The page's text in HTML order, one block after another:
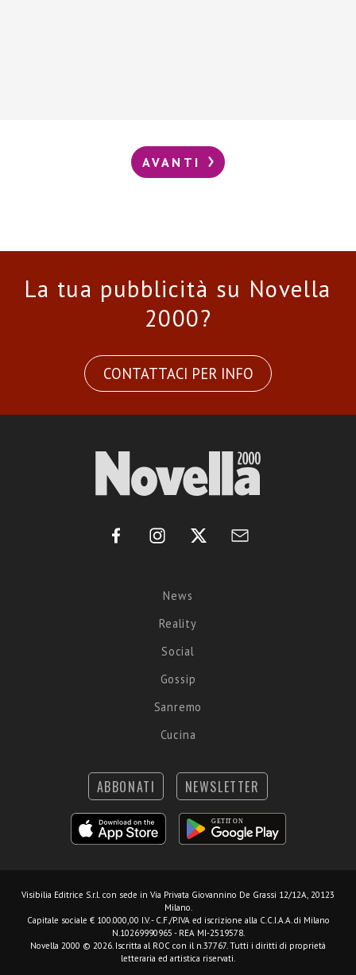
AVANTI
La tua pubblicità su Novella
2000?
CONTATTACI PER INFO
News
Reality
Social
Gossip
Sanremo
Cucina
ABBONATI NEWSLETTER
Visibilia Editrice S.r.l. con sede in Via Privata Giovannino De Grassi 12/12A, 20123
Milano.
Capitale sociale € 100.000,00 I.V. - C.F./P.IVA ed iscrizione alla C.C.I.A.A. di Milano
N.10269990965 - REA MI-2519578.
Novella 2000 © 2026. Iscritta al ROC con il n.37767. Tutti i diritti di proprietà
letteraria ed artistica riservati.